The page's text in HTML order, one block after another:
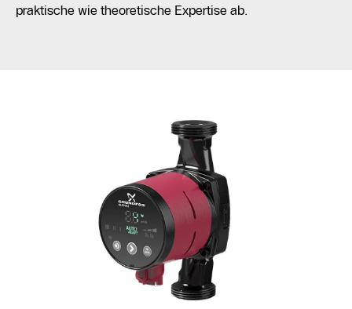
praktische wie theoretische Expertise ab.